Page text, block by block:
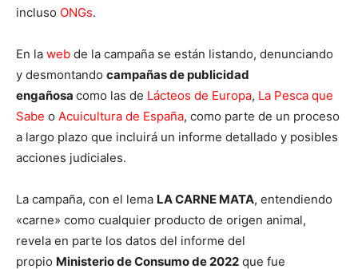
incluso ONGs.
En la web de la campaña se están listando, denunciando
y desmontando campañas de publicidad
engañosa como las de Lácteos de Europa, La Pesca que
Sabe o Acuicultura de España, como parte de un proceso
a largo plazo que incluirá un informe detallado y posibles
acciones judiciales.
La campaña, con el lema LA CARNE MATA, entendiendo
«carne» como cualquier producto de origen animal,
revela en parte los datos del informe del
propio Ministerio de Consumo de 2022 que fue